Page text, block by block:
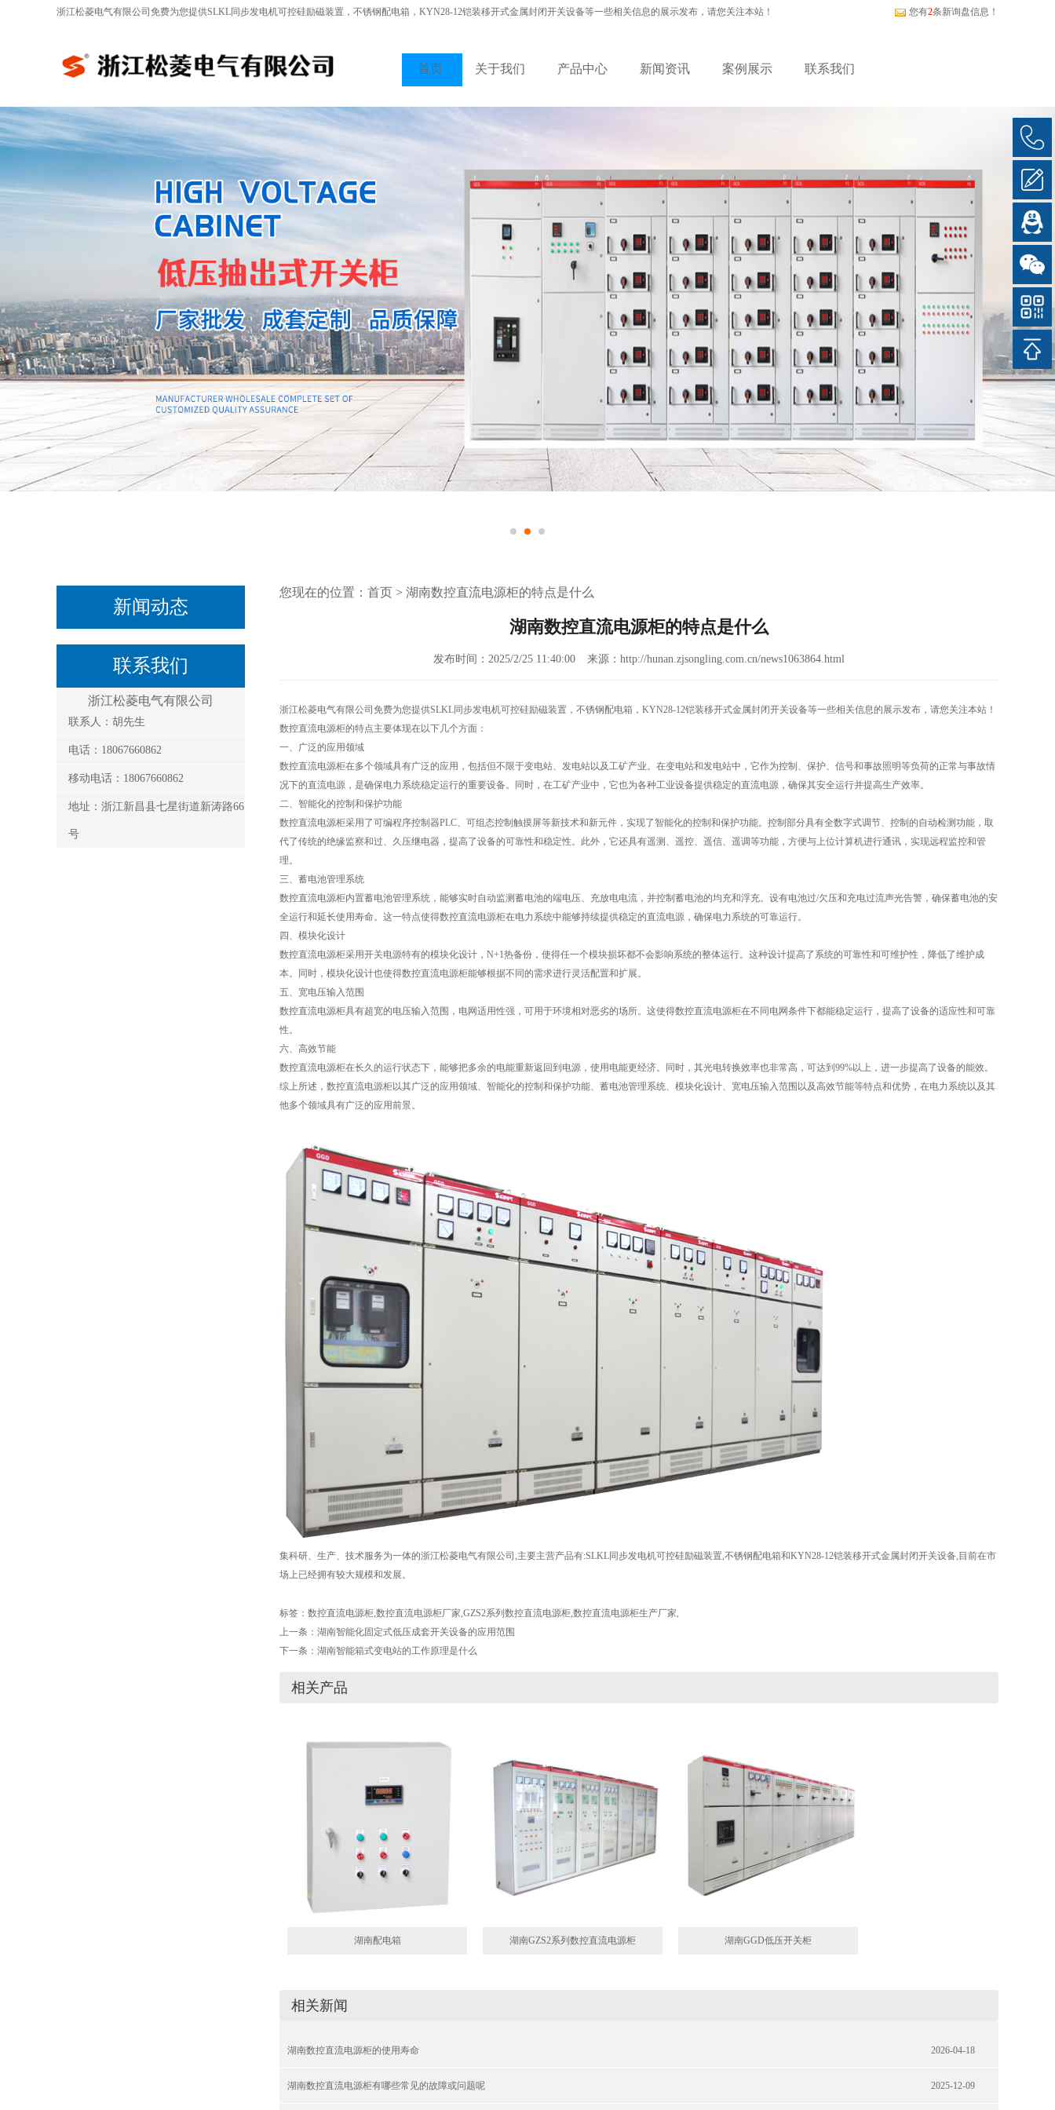
浙江松菱电气有限公司免费为您提供SLKL同步发电机可控硅励磁装置 ，不锈钢配电箱，KYN28-12铠装移开式金属封闭开关设备等一些相关信息的展示发布，请您关注本站！ 您有2条新询盘信息！
首页 关于我们 产品中心 新闻资讯 案例展示 联系我们
新闻动态
联系我们
浙江松菱电气有限公司
联系人：胡先生
电话：18067660862
移动电话：18067660862
地址：浙江新昌县七星街道新涛路66
号
您现在的位置： 首页 > 湖南数控直流电源柜的特点是什么
湖南数控直流电源柜的特点是什么
发布时间：2025/2/25 11:40:00 来源：http://hunan.zjsongling.com.cn/news1063864.html
浙江松菱电气有限公司免费为您提供SLKL同步发电机可控硅励磁装置 ，不锈钢配电箱，KYN28-12铠装移开式金属封闭开关设备等一些相关信息的展示发布，请您关注本站！
数控直流电源柜的特点主要体现在以下几个方面：
一、广泛的应用领域
数控直流电源柜在多个领域具有广泛的应用，包括但不限于变电站、发电站以及工矿产业。在变电站和发电站中，它作为控制、保护、信号和事故照明等负荷的正常与事故情
况下的直流电源，是确保电力系统稳定运行的重要设备。同时，在工矿产业中，它也为各种工业设备提供稳定的直流电源，确保其安全运行并提高生产效率。
二、智能化的控制和保护功能
数控直流电源柜采用了可编程序控制器PLC、可组态控制触摸屏等新技术和新元件，实现了智能化的控制和保护功能。控制部分具有全数字式调节、控制的自动检测功能，取
代了传统的绝缘监察和过、久压继电器，提高了设备的可靠性和稳定性。此外，它还具有遥测、遥控、遥信、遥调等功能，方便与上位计算机进行通讯，实现远程监控和管
理。
三、蓄电池管理系统
数控直流电源柜内置蓄电池管理系统，能够实时自动监测蓄电池的端电压、充放电电流，并控制蓄电池的均充和浮充。设有电池过/欠压和充电过流声光告警，确保蓄电池的安
全运行和延长使用寿命。这一特点使得数控直流电源柜在电力系统中能够持续提供稳定的直流电源，确保电力系统的可靠运行。
四、模块化设计
数控直流电源柜采用开关电源特有的模块化设计，N+1热备份，使得任一个模块损坏都不会影响系统的整体运行。这种设计提高了系统的可靠性和可维护性，降低了维护成
本。同时，模块化设计也使得数控直流电源柜能够根据不同的需求进行灵活配置和扩展。
五、宽电压输入范围
数控直流电源柜具有超宽的电压输入范围，电网适用性强，可用于环境相对恶劣的场所。这使得数控直流电源柜在不同电网条件下都能稳定运行，提高了设备的适应性和可靠
性。
六、高效节能
数控直流电源柜在长久的运行状态下，能够把多余的电能重新返回到电源，使用电能更经济。同时，其光电转换效率也非常高，可达到99%以上，进一步提高了设备的能效。
综上所述，数控直流电源柜以其广泛的应用领域、智能化的控制和保护功能、蓄电池管理系统、模块化设计、宽电压输入范围以及高效节能等特点和优势，在电力系统以及其
他多个领域具有广泛的应用前景。
集科研、生产、技术服务为一体的浙江松菱电气有限公司,主要主营产品有:SLKL同步发电机可控硅励磁装置,不锈钢配电箱和KYN28-12铠装移开式金属封闭开关设备,目前在市
场上已经拥有较大规模和发展。
标签： 数控直流电源柜,数控直流电源柜厂家,GZS2系列数控直流电源柜,数控直流电源柜生产厂家,
上一条： 湖南智能化固定式低压成套开关设备的应用范围
下一条： 湖南智能箱式变电站的工作原理是什么
相关产品
湖南配电箱 湖南GZS2系列数控直流电源柜 湖南GGD低压开关柜
相关新闻
湖南数控直流电源柜的使用寿命 2026-04-18
湖南数控直流电源柜有哪些常见的故障或问题呢 2025-12-09